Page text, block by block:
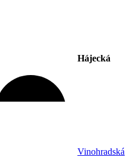
Hájecká
Vinohradská